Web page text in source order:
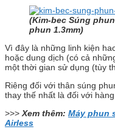
(Kim-bec Súng
phun 1.3mm)
Vì đây là những linh kiện
hoặc dung dịch (có cả
một thời gian sử dụng (tùy
Riêng đối với thân súng
thay thế nhất là đối với hàng
>>> Xem thêm: Máy phun
Airless